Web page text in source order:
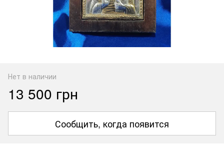
Нет в наличии
13 500 грн
Сообщить, когда появится